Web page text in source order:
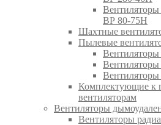
ВР 80-75Н
Шахтные
Пылевые
Комплектующие
вентиляторам
Вентиляторы
Вентиляторы